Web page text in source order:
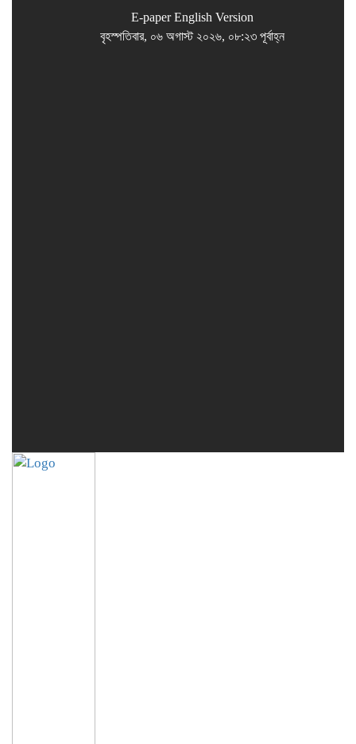
E-paper English Version
বৃহস্পতিবার, ০৬ অগাস্ট ২০২৬, ০৮:২৩ পূর্বাহ্ন